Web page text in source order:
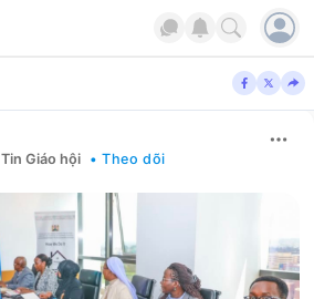
Tin Giáo hội • Theo dõi